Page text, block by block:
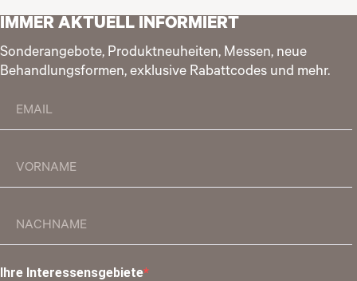
IMMER AKTUELL INFORMIERT
Sonderangebote, Produktneuheiten, Messen, neue
Behandlungsformen, exklusive Rabattcodes und mehr.
Ihre Interessensgebiete